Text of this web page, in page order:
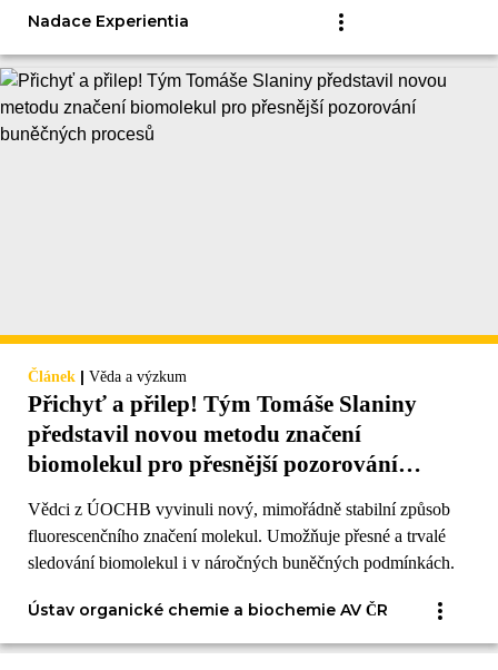
Nadace Experientia
Článek | Věda a výzkum
Přichyť a přilep! Tým Tomáše Slaniny
představil novou metodu značení
biomolekul pro přesnější pozorování
buněčných procesů
Vědci z ÚOCHB vyvinuli nový, mimořádně stabilní způsob
fluorescenčního značení molekul. Umožňuje přesné a trvalé
sledování biomolekul i v náročných buněčných podmínkách.
Ústav organické chemie a biochemie AV ČR